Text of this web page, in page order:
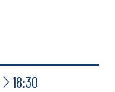
À18:30